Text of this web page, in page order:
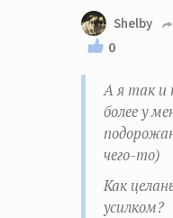
Shelby
0
А я так и
более у
чего-то)
Как
усилком?